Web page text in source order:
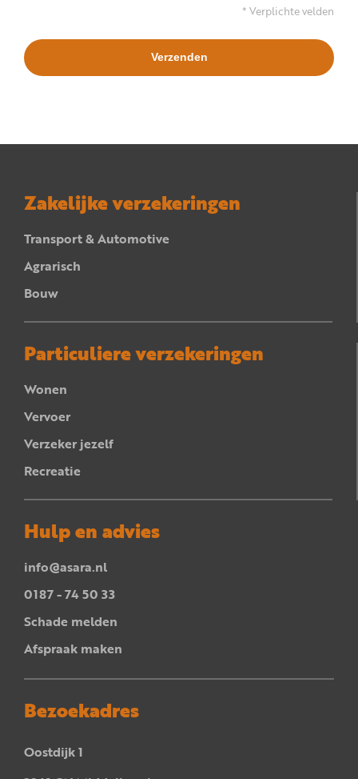
* Verplichte velden
Zakelijke verzekeringen
Transport & Automotive
Agrarisch
Bouw
Particuliere verzekeringen
Wonen
Vervoer
Verzeker jezelf
Recreatie
Hulp en advies
info@asara.nl
0187 - 74 50 33
Schade melden
Afspraak maken
Bezoekadres
Oostdijk 1